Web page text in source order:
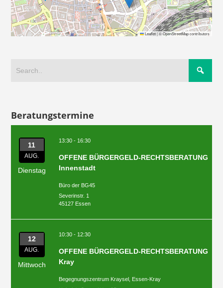
Leaflet |©OpenStreetMapcontributors
Beratungstermine
11
AUG.
Dienstag
13:30 - 16:30
OFFENE BÜRGERGELD-RECHTSBERATUNG
Innenstadt
Büro der BG45
Severinstr. 1
45127 Essen
12
AUG.
Mittwoch
10:30 - 12:30
OFFENE BÜRGERGELD-RECHTSBERATUNG
Kray
Begegnungszentrum Kraysel, Essen-Kray